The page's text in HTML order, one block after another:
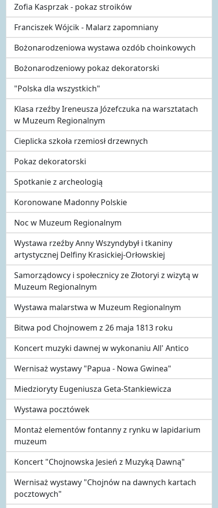
Zofia Kasprzak - pokaz stroików
Franciszek Wójcik - Malarz zapomniany
Bożonarodzeniowa wystawa ozdób choinkowych
Bożonarodzeniowy pokaz dekoratorski
"Polska dla wszystkich"
Klasa rzeźby Ireneusza Józefczuka na warsztatach
w Muzeum Regionalnym
Cieplicka szkoła rzemiosł drzewnych
Pokaz dekoratorski
Spotkanie z archeologią
Koronowane Madonny Polskie
Noc w Muzeum Regionalnym
Wystawa rzeźby Anny Wszyndybył i tkaniny
artystycznej Delfiny Krasickiej-Orłowskiej
Samorządowcy i społecznicy ze Złotoryi z wizytą w
Muzeum Regionalnym
Wystawa malarstwa w Muzeum Regionalnym
Bitwa pod Chojnowem z 26 maja 1813 roku
Koncert muzyki dawnej w wykonaniu All' Antico
Wernisaż wystawy "Papua - Nowa Gwinea"
Miedzioryty Eugeniusza Geta-Stankiewicza
Wystawa pocztówek
Montaż elementów fontanny z rynku w lapidarium
muzeum
Koncert "Chojnowska Jesień z Muzyką Dawną"
Wernisaż wystawy "Chojnów na dawnych kartach
pocztowych"